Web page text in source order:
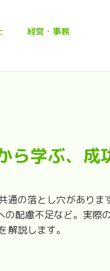
経営・事務
ら学ぶ、成
通の落とし穴がありま
の配慮不足など。実際
説します。